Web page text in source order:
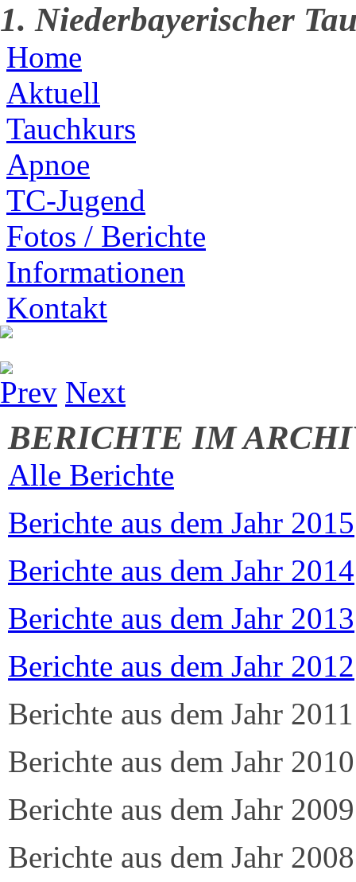
1. Niederbayerischer
Home
Aktuell
Tauchkurs
Apnoe
TC-Jugend
Fotos / Berichte
Informationen
Kontakt
Prev Next
BERICHTE IM
Alle Berichte
Berichte aus dem Jahr 2015
Berichte aus dem Jahr 2014
Berichte aus dem Jahr 2013
Berichte aus dem Jahr 2012
Berichte aus dem Jahr 2011
Berichte aus dem Jahr 2010
Berichte aus dem Jahr 2009
Berichte aus dem Jahr 2008